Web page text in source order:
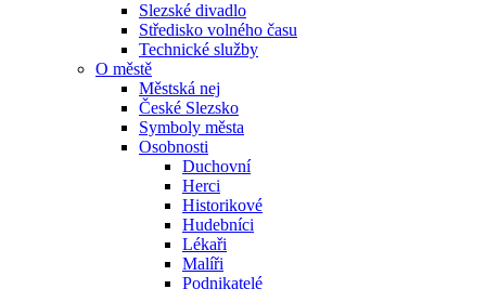
Slezské divadlo
Středisko volného času
Technické služby
O městě
Městská nej
České Slezsko
Symboly města
Osobnosti
Duchovní
Herci
Historikové
Hudebníci
Lékaři
Malíři
Podnikatelé